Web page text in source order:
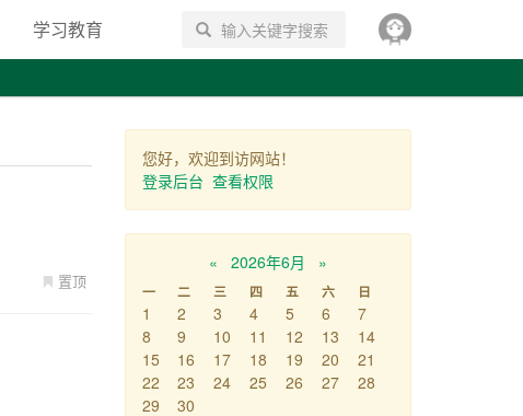
学习教育 搜索
置顶
您好，欢迎到访网站！
登录后台 查看权限
« 2026年6月 »
一 二 三 四 五 六 日
1 2 3 4 5 6
7
8
9 10 11 12 13
14
15
16 17 18 19 20
21
22
23 24 25 26 27
28
29
30